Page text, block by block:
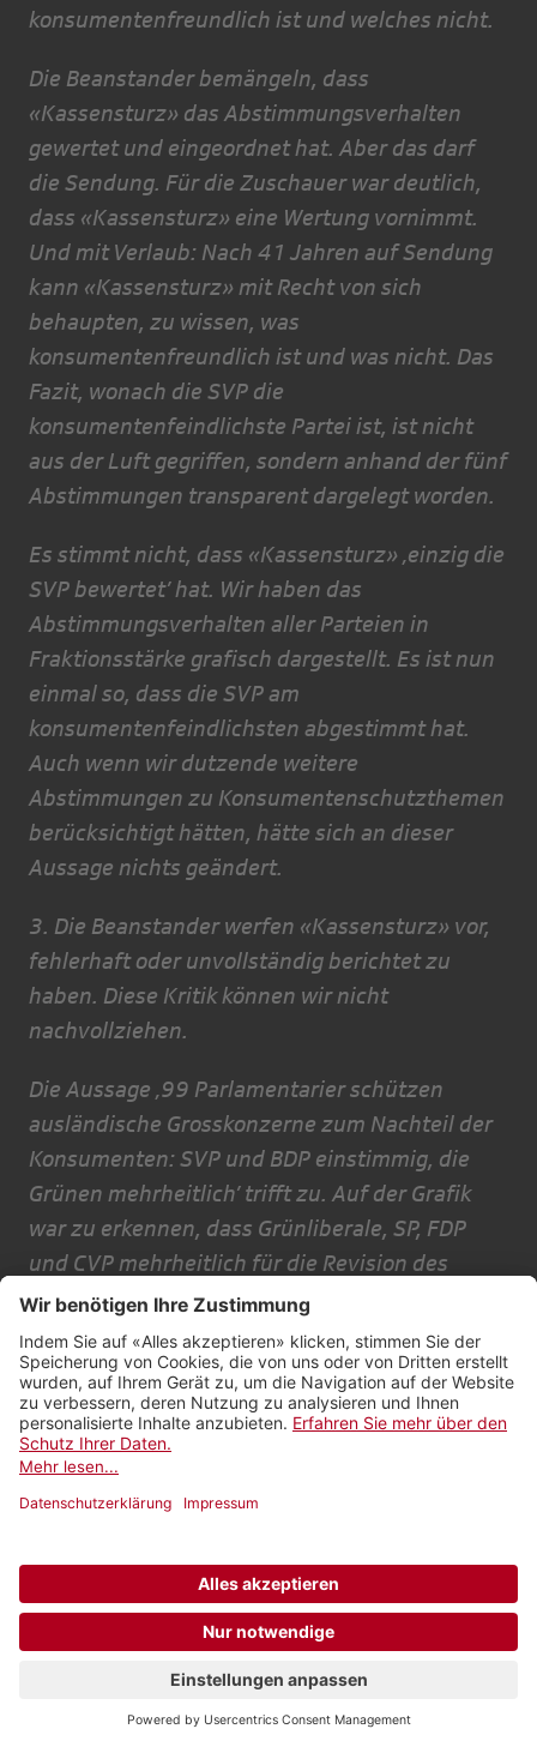
konsumentenfreundlich ist und welches nicht.
Die Beanstander bemängeln, dass
«Kassensturz» das Abstimmungsverhalten
gewertet und eingeordnet hat. Aber das darf
die Sendung. Für die Zuschauer war deutlich,
dass «Kassensturz» eine Wertung vornimmt.
Und mit Verlaub: Nach 41 Jahren auf Sendung
kann «Kassensturz» mit Recht von sich
behaupten, zu wissen, was
konsumentenfreundlich ist und was nicht. Das
Fazit, wonach die SVP die
konsumentenfeindlichste Partei ist, ist nicht
aus der Luft gegriffen, sondern anhand der fünf
Abstimmungen transparent dargelegt worden.
Es stimmt nicht, dass «Kassensturz» ‚einzig die
SVP bewertet’ hat. Wir haben das
Abstimmungsverhalten aller Parteien in
Fraktionsstärke grafisch dargestellt. Es ist nun
einmal so, dass die SVP am
konsumentenfeindlichsten abgestimmt hat.
Auch wenn wir dutzende weitere
Abstimmungen zu Konsumentenschutzthemen
berücksichtigt hätten, hätte sich an dieser
Aussage nichts geändert.
3. Die Beanstander werfen «Kassensturz» vor,
fehlerhaft oder unvollständig berichtet zu
haben. Diese Kritik können wir nicht
nachvollziehen.
Die Aussage ‚99 Parlamentarier schützen
ausländische Grosskonzerne zum Nachteil der
Konsumenten: SVP und BDP einstimmig, die
Grünen mehrheitlich’ trifft zu. Auf der Grafik
war zu erkennen, dass Grünliberale, SP, FDP
und CVP mehrheitlich für die Revision des
Kartellgesetzes stimmten. Mehrheitlich heisst
per Definition, dass mehr als die Hälfte der Räte
einer Partei zugestimmt haben. Das war auch
bei der CVP der Fall, allerdings knapp. Anhand
der Grafik konnten sich die Zuschauer aber ein
eigenes Bild machen. Sie sahen, dass es auch
bei der CVP, bei der SP und FDP viele Stimmen
Der Begriff ‚Schlussabstimmung’ bedeutet
normalerweise etwas anderes. Da haben die
Beanstander Recht. Aber es war die letzte